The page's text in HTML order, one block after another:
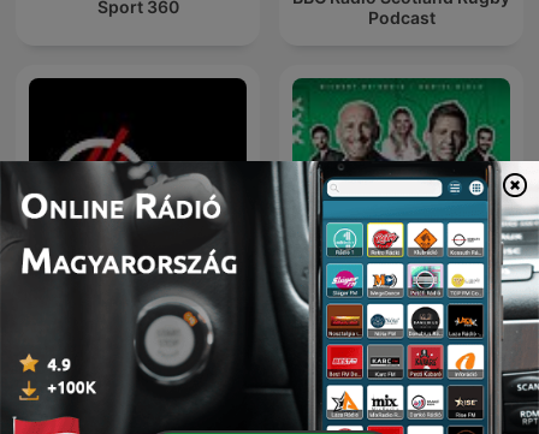
Sport 360
Podcast
0-s pálya L'After Foot